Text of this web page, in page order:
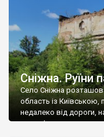
Сніжна. Руїни
Село Сніжна
область із Київською,
недалеко від дороги,
рельєфне пано, яке